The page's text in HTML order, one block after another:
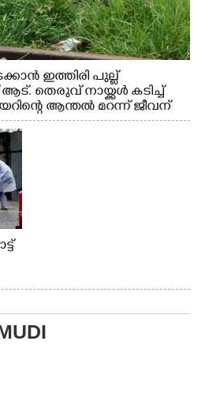
ഇത്തിരി പുല്ല്
തെരുവ് നായ്ക്കൾ കടിച്ച്
ആന്തൽ മറന്ന് ജീവന്
വാത്തുരുത്തിയിൽ